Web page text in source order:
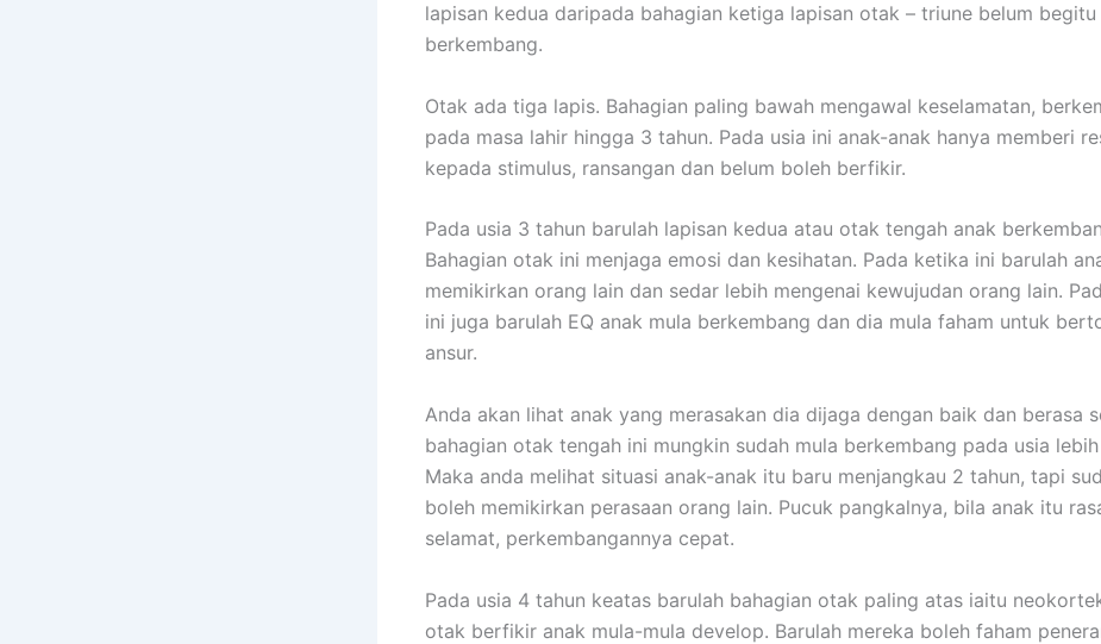
lapisan kedua daripada bahagian ketiga lapisan otak – triune belum begitu
berkembang.
Otak ada tiga lapis. Bahagian paling bawah mengawal keselamatan,
pada masa lahir hingga 3 tahun. Pada usia ini anak-anak hanya memberi
kepada stimulus, ransangan dan belum boleh berfikir.
Pada usia 3 tahun barulah lapisan kedua atau otak tengah anak
Bahagian otak ini menjaga emosi dan kesihatan. Pada ketika ini barulah
memikirkan orang lain dan sedar lebih mengenai kewujudan orang lain.
ini juga barulah EQ anak mula berkembang dan dia mula faham untuk
ansur.
Anda akan lihat anak yang merasakan dia dijaga dengan baik dan berasa
bahagian otak tengah ini mungkin sudah mula berkembang pada usia
Maka anda melihat situasi anak-anak itu baru menjangkau 2 tahun, tapi
boleh memikirkan perasaan orang lain. Pucuk pangkalnya, bila anak itu
selamat, perkembangannya cepat.
Pada usia 4 tahun keatas barulah bahagian otak paling atas iaitu
otak berfikir anak mula-mula develop. Barulah mereka boleh faham